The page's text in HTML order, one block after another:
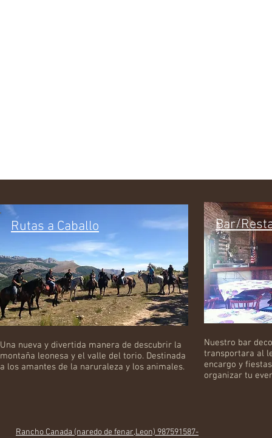
Una nueva y divertida manera de descubrir la
montaña leonesa y el valle del torio. Destinada
a los amantes de la naruraleza y los animales.
Nuestro bar
transportara al
encargo y
organizar tu
Rutas a Caballo Bar/
Rancho Canada (naredo de fenar,Leon) 987591587-